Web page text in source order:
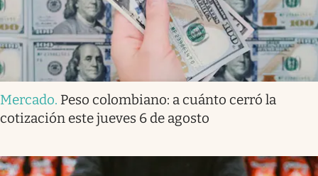
Mercado. Peso colombiano: a cuánto cerró la
cotización este jueves 6 de agosto